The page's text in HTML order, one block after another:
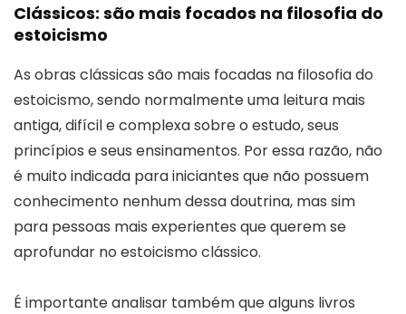
Clássicos: são mais focados na filosofia do
estoicismo
As obras clássicas são mais focadas na filosofia do
estoicismo, sendo normalmente uma leitura mais
antiga, difícil e complexa sobre o estudo, seus
princípios e seus ensinamentos. Por essa razão, não
é muito indicada para iniciantes que não possuem
conhecimento nenhum dessa doutrina, mas sim
para pessoas mais experientes que querem se
aprofundar no estoicismo clássico.
É importante analisar também que alguns livros